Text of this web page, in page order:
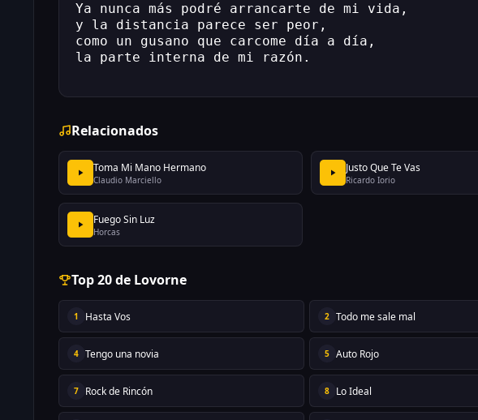
Ya nunca más podré arrancarte de mi vida,
y la distancia parece ser peor,
como un gusano que carcome día a día,
la parte interna de mi razón.
Relacionados
Toma Mi Mano Hermano
Claudio Marciello
Justo Que Te Vas
Ricardo Iorio
Fuego Sin Luz
Horcas
Top 20 de Lovorne
1 Hasta Vos 2 Todo me sale mal
4 Tengo una novia 5 Auto Rojo
7 Rock de Rincón 8 Lo Ideal